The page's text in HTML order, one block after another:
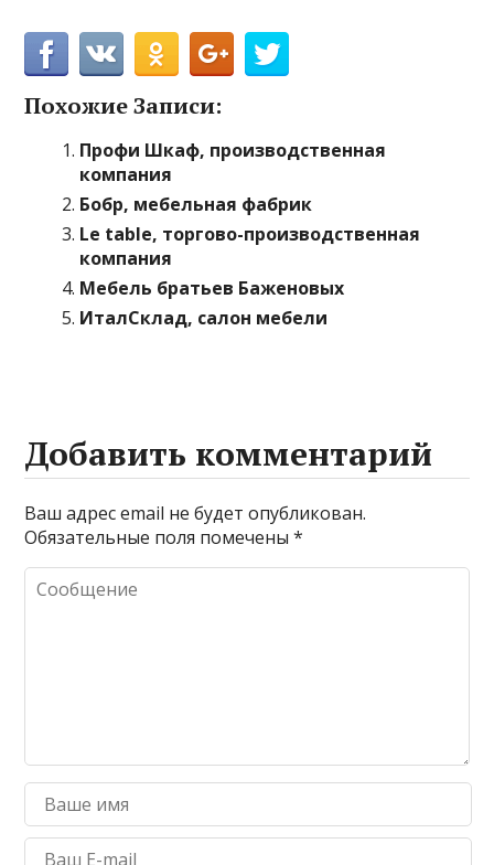
Похожие Записи:
Профи Шкаф, производственная
компания
Бобр, мебельная фабрик
Le table, торгово-производственная
компания
Мебель братьев Баженовых
ИталСклад, салон мебели
Добавить комментарий
Ваш адрес email не будет опубликован.
Обязательные поля помечены*